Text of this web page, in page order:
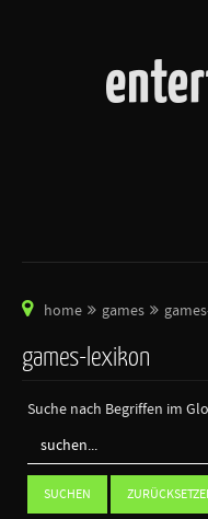
home games
games-lexikon
Suche nach Begriffen im